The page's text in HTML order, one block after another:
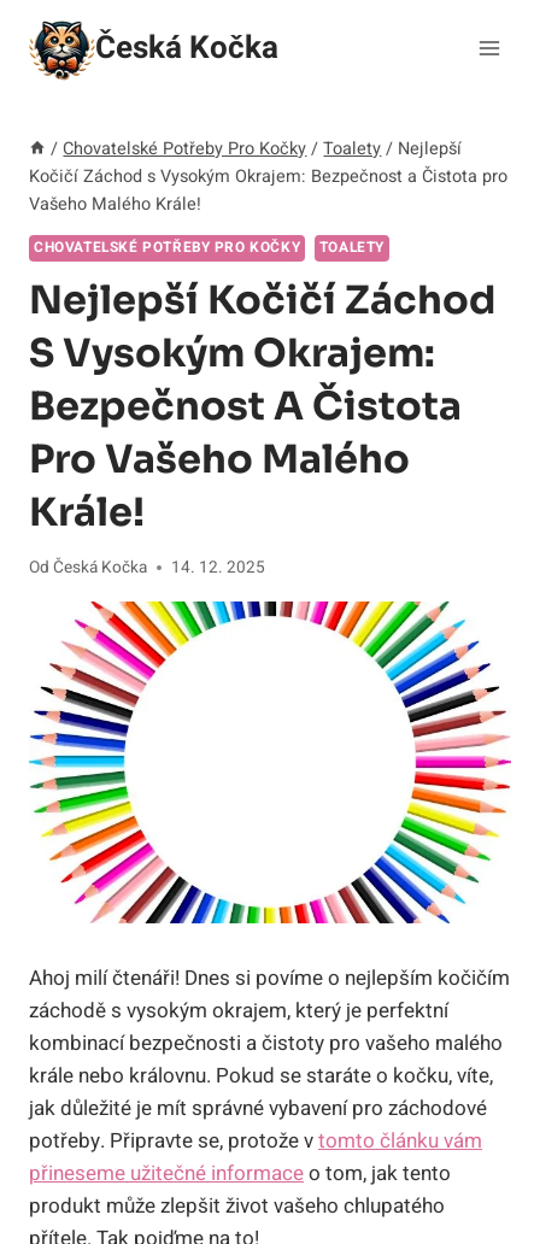
Přeskočit
obsah
Česká Kočka
/ Chovatelské Potřeby Pro Kočky / Toalety / Nejlepší
Kočičí Záchod s Vysokým Okrajem: Bezpečnost a Čistota pro
Vašeho Malého Krále!
CHOVATELSKÉ POTŘEBY PRO KOČKY TOALETY
Nejlepší Kočičí Záchod
S Vysokým Okrajem:
Bezpečnost A Čistota
Pro Vašeho Malého
Krále!
Od Česká Kočka 14. 12. 2025
Ahoj milí čtenáři! Dnes si povíme o nejlepším kočičím
záchodě s vysokým okrajem, který je perfektní
kombinací bezpečnosti a čistoty pro vašeho malého
krále nebo královnu. Pokud se staráte o kočku, víte,
jak důležité je mít správné vybavení pro záchodové
potřeby. Připravte se, protože vtomto článku vám
přineseme užitečné informaceo tom, jak tento
produkt může zlepšit život vašeho chlupatého